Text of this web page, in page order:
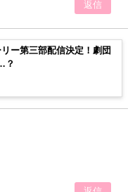
返信
ー第三部配信決定！劇団
？